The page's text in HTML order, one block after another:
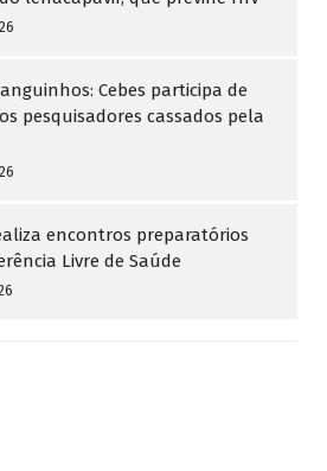
Cebes participa de
pesquisadores cassados pela
encontros preparatórios
Livre de Saúde